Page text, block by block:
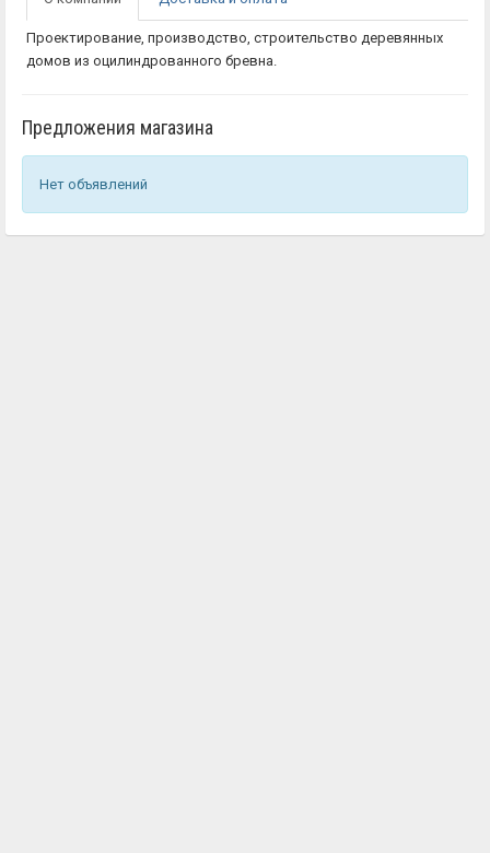
Проектирование, производство, строительство деревянных
домов из оцилиндрованного бревна.
Предложения магазина
Нет объявлений